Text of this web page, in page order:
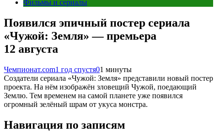
Фильмы и сериалы
Появился эпичный постер сериала
«Чужой: Земля» — премьера
12 августа
Чемпионат.com1 год спустя01 минуты
Создатели сериала «Чужой: Земля» представили новый постер
проекта. На нём изображён зловещий Чужой, поедающий
Землю. Тем временем на самой планете уже появился
огромный зелёный шрам от укуса монстра.
Навигация по записям